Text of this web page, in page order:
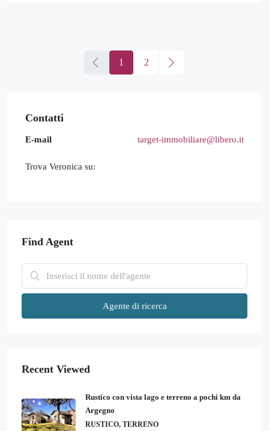
1 2
Contatti
E-mail target-immobiliare@libero.it
Trova Veronica su:
Find Agent
Agente di ricerca
Recent Viewed
Rustico con vista lago e terreno a pochi km da
Argegno
RUSTICO, TERRENO